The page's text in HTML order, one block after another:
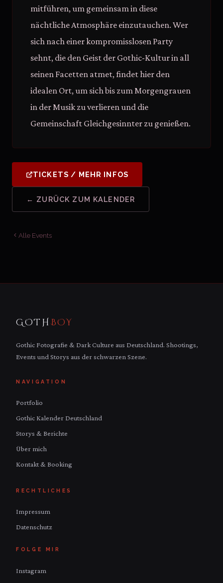
mitführen, um gemeinsam in diese
nächtliche Atmosphäre einzutauchen. Wer
sich nach einer kompromisslosen Party
sehnt, die den Geist der Gothic-Kultur in all
seinen Facetten atmet, findet hier den
idealen Ort, um sich bis zum Morgengrauen
in der Musik zu verlieren und die
Gemeinschaft Gleichgesinnter zu genießen.
TICKETS / MEHR INFOS
← ZURÜCK ZUM KALENDER
Alle Events
GOTH BOY
Gothic Fotografie & Dark Culture aus Deutschland. Shootings,
Events und Storys aus der schwarzen Szene.
NAVIGATION
Portfolio
Gothic Kalender Deutschland
Storys & Berichte
Über mich
Kontakt & Booking
RECHTLICHES
Impressum
Datenschutz
FOLGE MIR
Instagram